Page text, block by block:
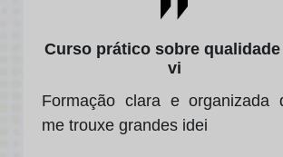
Curso prático sobre qualidade
vi
Formação clara e organizada
me trouxe grandes idei